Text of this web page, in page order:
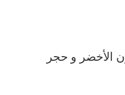
الأخضر و حجر